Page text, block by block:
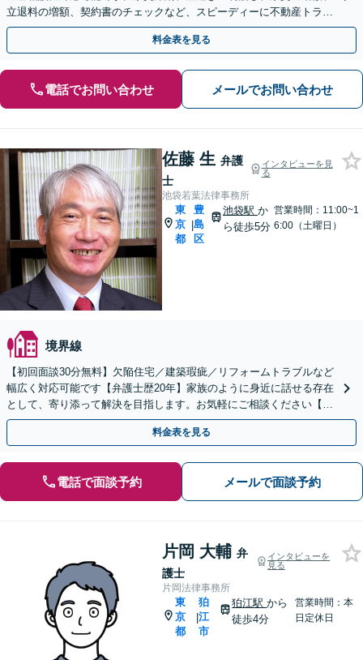
立退料の増額、契約書のチェックなど、スピーディーに不動産トラブ
ル解決します【休日・夜間・当日相談に対応】
料金表を見る
電話でお問い合わせ メールでお問い合わせ
佐藤 生 弁護
士
インタビューを見
る
池袋若葉法律事務所
東
京
都
|
豊
島
区
池袋駅 か
ら徒歩5分
営業時間：11:00~1
6:00（土曜日）
境界線
【初回面談30分無料】欠陥住宅／建築瑕疵／リフォームトラブルなど
幅広く対応可能です【弁護士歴20年】家族のように身近に話せる存在
として、寄り添って解決を目指します。お気軽にご相談ください【池
袋駅5分】
料金表を見る
電話で面談予約 メールで面談予約
片岡 大輔 弁
護士
インタビューを
見る
片岡法律事務所
東
京
都
|
狛
江
市
狛江駅から
徒歩4分
営業時間：本
日定休日